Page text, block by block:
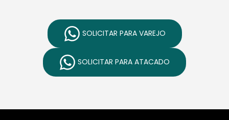
SOLICITAR PARA VAREJO
SOLICITAR PARA ATACADO